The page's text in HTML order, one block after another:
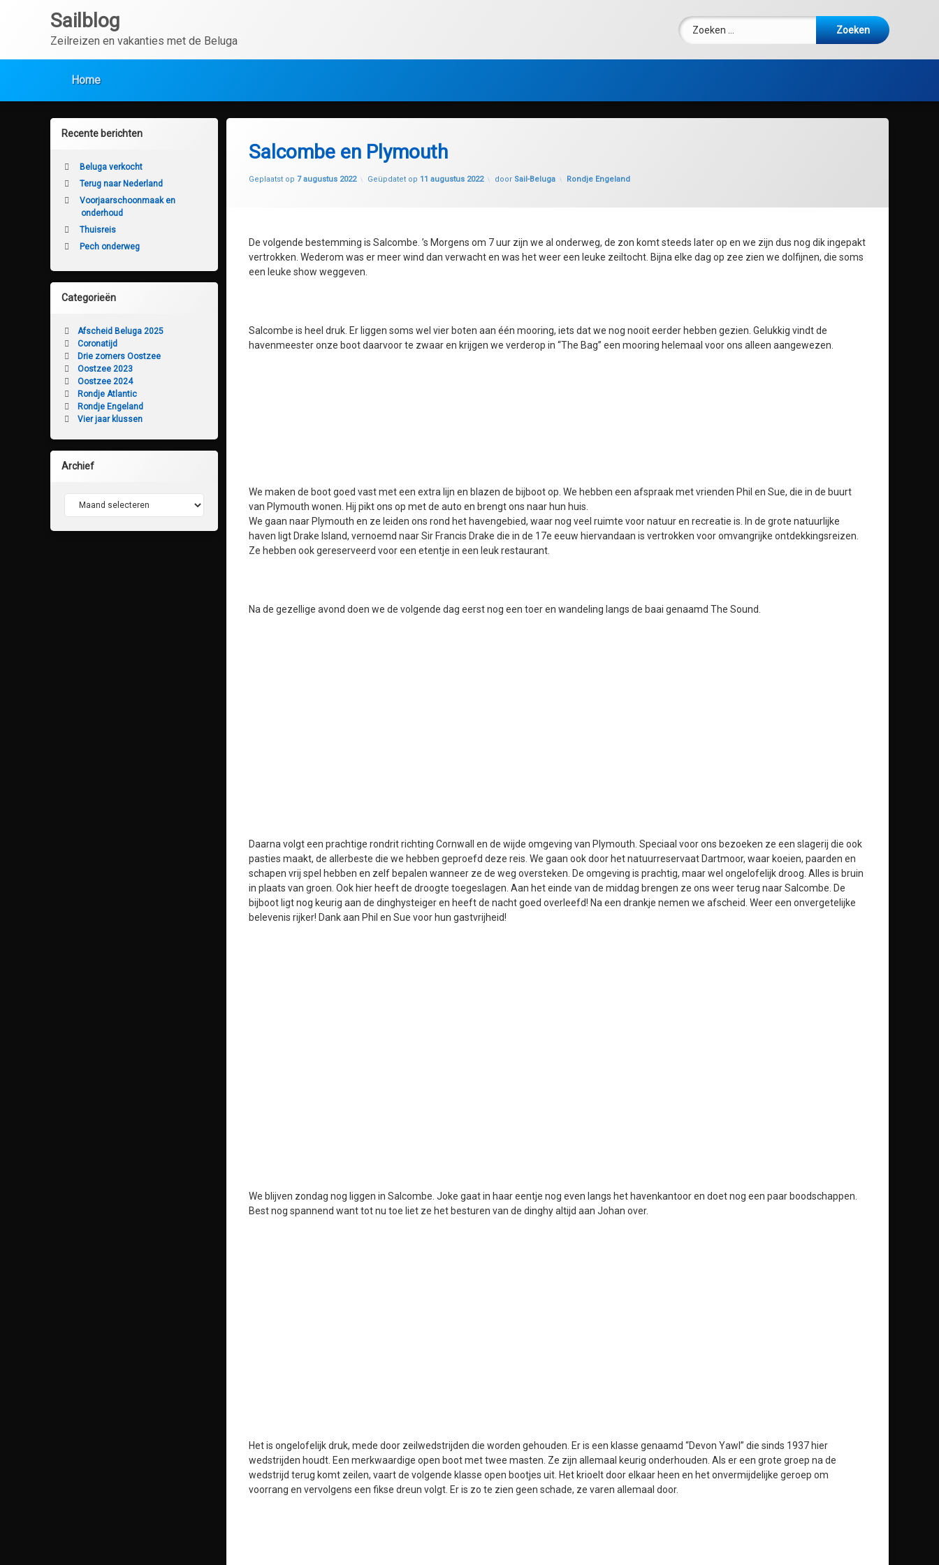
Sailblog
Zeilreizen en vakanties met de Beluga
Zoeken naar:
Home
Salcombe en Plymouth
Geplaatst op 7 augustus 2022 Geüpdatet op 11 augustus 2022 door Sail-Beluga Categorieën:
Rondje Engeland
De volgende bestemming is Salcombe. ’s Morgens om 7 uur zijn we al onderweg, de zon komt steeds later op en we zijn dus nog dik ingepakt
vertrokken. Wederom was er meer wind dan verwacht en was het weer een leuke zeiltocht. Bijna elke dag op zee zien we dolfijnen, die soms
een leuke show weggeven.
Salcombe is heel druk. Er liggen soms wel vier boten aan één mooring, iets dat we nog nooit eerder hebben gezien. Gelukkig vindt de
havenmeester onze boot daarvoor te zwaar en krijgen we verderop in “The Bag” een mooring helemaal voor ons alleen aangewezen.
We maken de boot goed vast met een extra lijn en blazen de bijboot op. We hebben een afspraak met vrienden Phil en Sue, die in de buurt
van Plymouth wonen. Hij pikt ons op met de auto en brengt ons naar hun huis.
We gaan naar Plymouth en ze leiden ons rond het havengebied, waar nog veel ruimte voor natuur en recreatie is. In de grote natuurlijke
haven ligt Drake Island, vernoemd naar Sir Francis Drake die in de 17e eeuw hiervandaan is vertrokken voor omvangrijke ontdekkingsreizen.
Ze hebben ook gereserveerd voor een etentje in een leuk restaurant.
Na de gezellige avond doen we de volgende dag eerst nog een toer en wandeling langs de baai genaamd The Sound.
Daarna volgt een prachtige rondrit richting Cornwall en de wijde omgeving van Plymouth. Speciaal voor ons bezoeken ze een slagerij die ook
pasties maakt, de allerbeste die we hebben geproefd deze reis. We gaan ook door het natuurreservaat Dartmoor, waar koeien, paarden en
schapen vrij spel hebben en zelf bepalen wanneer ze de weg oversteken. De omgeving is prachtig, maar wel ongelofelijk droog. Alles is bruin
in plaats van groen. Ook hier heeft de droogte toegeslagen. Aan het einde van de middag brengen ze ons weer terug naar Salcombe. De
bijboot ligt nog keurig aan de dinghysteiger en heeft de nacht goed overleefd! Na een drankje nemen we afscheid. Weer een onvergetelijke
belevenis rijker! Dank aan Phil en Sue voor hun gastvrijheid!
We blijven zondag nog liggen in Salcombe. Joke gaat in haar eentje nog even langs het havenkantoor en doet nog een paar boodschappen.
Best nog spannend want tot nu toe liet ze het besturen van de dinghy altijd aan Johan over.
Het is ongelofelijk druk, mede door zeilwedstrijden die worden gehouden. Er is een klasse genaamd “Devon Yawl” die sinds 1937 hier
wedstrijden houdt. Een merkwaardige open boot met twee masten. Ze zijn allemaal keurig onderhouden. Als er een grote groep na de
wedstrijd terug komt zeilen, vaart de volgende klasse open bootjes uit. Het krioelt door elkaar heen en het onvermijdelijke geroep om
voorrang en vervolgens een fikse dreun volgt. Er is zo te zien geen schade, ze varen allemaal door.
Recente berichten
Beluga verkocht
Terug naar Nederland
Voorjaarschoonmaak en
onderhoud
Thuisreis
Pech onderweg
Categorieën
Afscheid Beluga 2025
Coronatijd
Drie zomers Oostzee
Oostzee 2023
Oostzee 2024
Rondje Atlantic
Rondje Engeland
Vier jaar klussen
Archief
Archief